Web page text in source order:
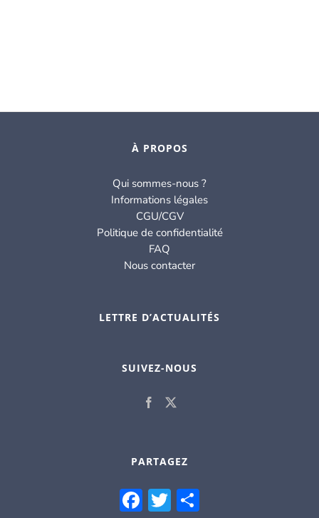
À PROPOS
Qui sommes-nous ?
Informations légales
CGU/CGV
Politique de confidentialité
FAQ
Nous contacter
LETTRE D’ACTUALITÉS
SUIVEZ-NOUS
PARTAGEZ
Facebook
Twitter